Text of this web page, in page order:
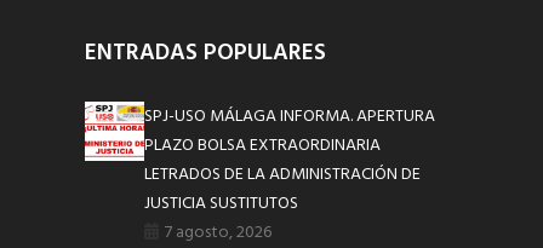
ENTRADAS POPULARES
SPJ-USO MÁLAGA INFORMA. APERTURA
PLAZO BOLSA EXTRAORDINARIA
LETRADOS DE LA ADMINISTRACIÓN DE
JUSTICIA SUSTITUTOS
7 agosto, 2026